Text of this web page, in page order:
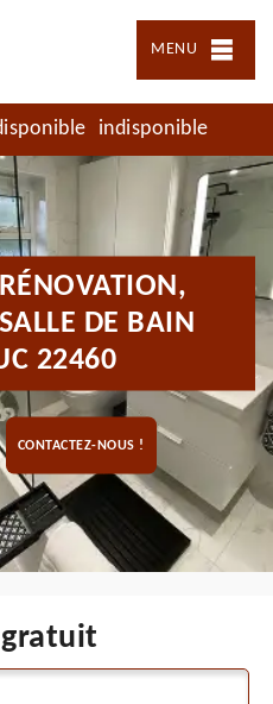
MENU
indisponible
DE BAIN
22460
CONTACTEZ-NOUS !